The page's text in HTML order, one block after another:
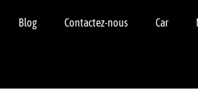
Blog Contactez-nous Car